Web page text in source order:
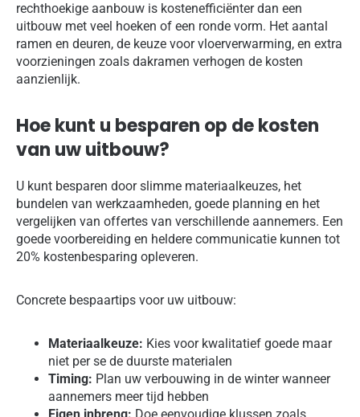
rechthoekige aanbouw is kostenefficiënter dan een
uitbouw met veel hoeken of een ronde vorm. Het aantal
ramen en deuren, de keuze voor vloerverwarming, en extra
voorzieningen zoals dakramen verhogen de kosten
aanzienlijk.
Hoe kunt u besparen op de kosten
van uw uitbouw?
U kunt besparen door slimme materiaalkeuzes, het
bundelen van werkzaamheden, goede planning en het
vergelijken van offertes van verschillende aannemers. Een
goede voorbereiding en heldere communicatie kunnen tot
20% kostenbesparing opleveren.
Concrete bespaartips voor uw uitbouw:
Materiaalkeuze: Kies voor kwalitatief goede maar
niet per se de duurste materialen
Timing: Plan uw verbouwing in de winter wanneer
aannemers meer tijd hebben
Eigen inbreng: Doe eenvoudige klussen zoals